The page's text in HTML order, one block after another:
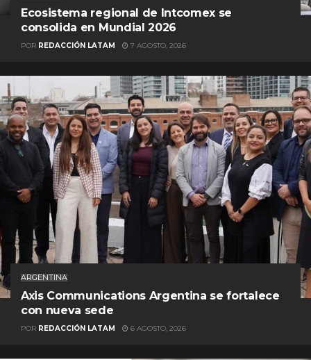
Ecosistema regional de Intcomex se
consolida en Mundial 2026
POR REDACCIÓN LATAM 7 AGOSTO, 2026
ARGENTINA
Axis Communications Argentina se fortalece
con nueva sede
POR REDACCIÓN LATAM 6 AGOSTO, 2026